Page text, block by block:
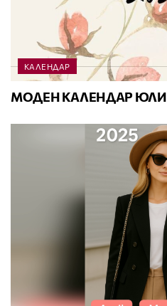
КАЛЕНДАР
МОДЕН КАЛЕНДАР ЮЛИ